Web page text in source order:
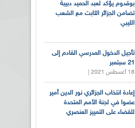
بوقدوم يؤكد لعبد الحميد دبيبة
تضامن الجزائر الثابت مع الشعب
الليبي
تأجيل الدخول المدرسي القادم إلى
21 سبتمبر
18 أغسطس 2021 |
إعادة انتخاب الجزائري نور الدين أمير
عضوا في لجنة الأمم المتحدة
للقضاء على التمييز العنصري